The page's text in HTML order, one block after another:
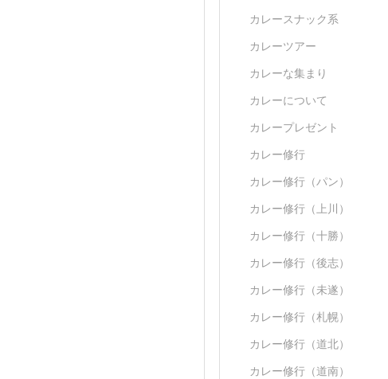
カレースナック系
カレーツアー
カレーな集まり
カレーについて
カレープレゼント
カレー修行
カレー修行（パン）
カレー修行（上川）
カレー修行（十勝）
カレー修行（後志）
カレー修行（未遂）
カレー修行（札幌）
カレー修行（道北）
カレー修行（道南）